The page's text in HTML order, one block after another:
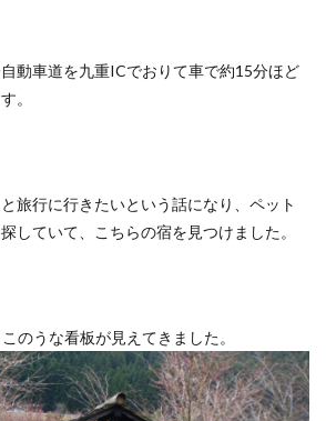
動車道を九重ICでおりて車で約15分ほど
。
旅行に行きたいという話になり、ペット
していて、こちらの宿を見つけました。
のうな看板が見えてきました。